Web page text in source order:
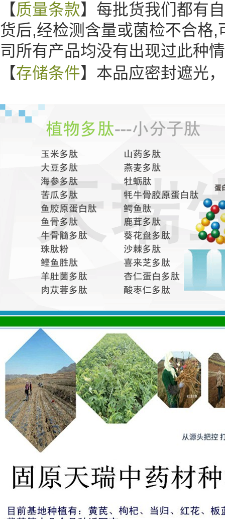
【质量条款】每批货我们都有
货后,经检测含量或菌检不合格
司所有产品均没有出现过此种
【存储条件】本品应密封遮光